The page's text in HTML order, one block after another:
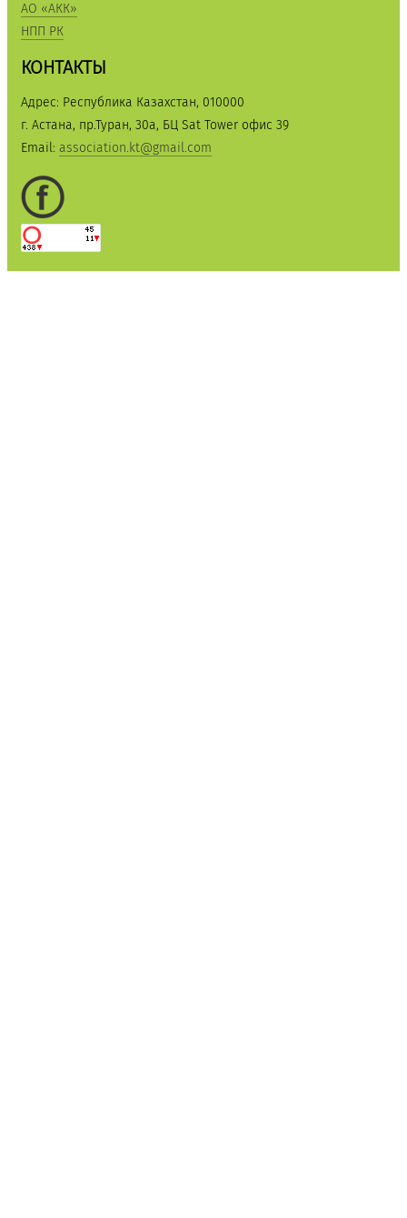
АО «АКК»
НПП РК
КОНТАКТЫ
Адрес: Республика Казахстан, 010000
г. Астана, пр.Туран, 30а, БЦ Sat Tower офис 39
Email: association.kt@gmail.com